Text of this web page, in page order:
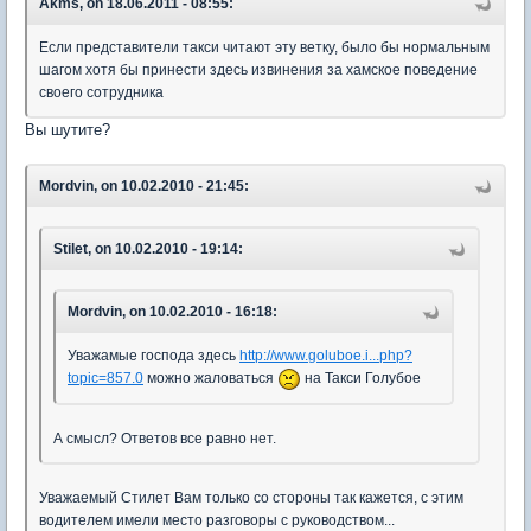
Akms, on 18.06.2011 - 08:55:
Если представители такси читают эту ветку, было бы нормальным
шагом хотя бы принести здесь извинения за хамское поведение
своего сотрудника
Вы шутите?
Mordvin, on 10.02.2010 - 21:45:
Stilet, on 10.02.2010 - 19:14:
Mordvin, on 10.02.2010 - 16:18:
Уважамые господа здесь http://www.goluboe.i...php?
topic=857.0 можно жаловаться на Такси Голубое
А смысл? Ответов все равно нет.
Уважаемый Стилет Вам только со стороны так кажется, с этим
водителем имели место разговоры с руководством...